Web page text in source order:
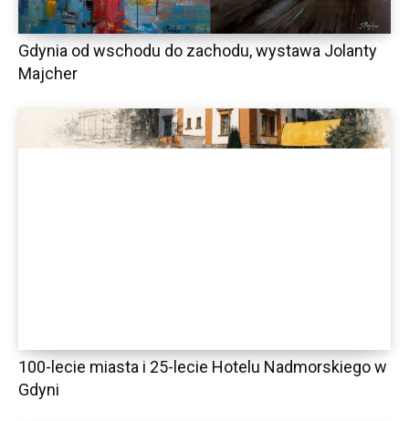
Gdynia od wschodu do zachodu, wystawa Jolanty
Majcher
100-lecie miasta i 25-lecie Hotelu Nadmorskiego w
Gdyni